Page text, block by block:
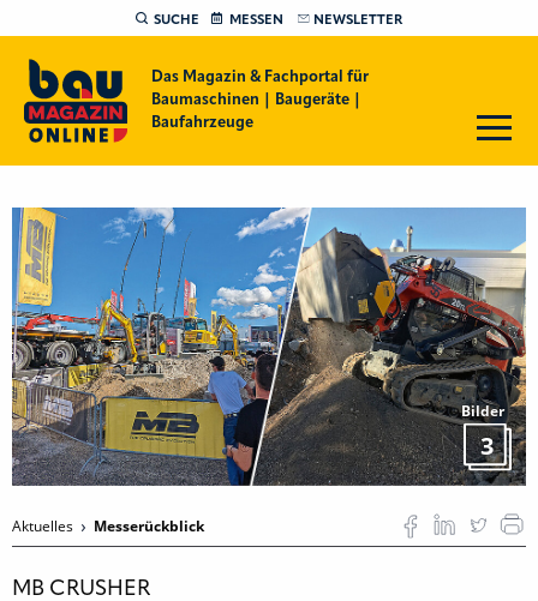
SUCHE MESSEN NEWSLETTER
Das Magazin & Fachportal für
Baumaschinen | Baugeräte |
Baufahrzeuge
Bilder
3
Aktuelles Messerückblick
MB CRUSHER